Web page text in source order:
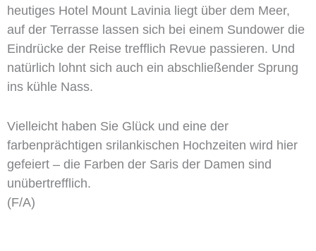
heutiges Hotel Mount Lavinia liegt über dem Meer,
auf der Terrasse lassen sich bei einem Sundower die
Eindrücke der Reise trefflich Revue passieren. Und
natürlich lohnt sich auch ein abschließender Sprung
ins kühle Nass.
Vielleicht haben Sie Glück und eine der
farbenprächtigen srilankischen Hochzeiten wird hier
gefeiert – die Farben der Saris der Damen sind
unübertrefflich.
(F/A)